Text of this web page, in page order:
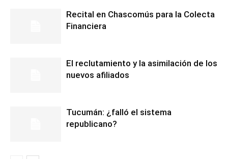
Recital en Chascomús para la Colecta
Financiera
El reclutamiento y la asimilación de los
nuevos afiliados
Tucumán: ¿falló el sistema
republicano?